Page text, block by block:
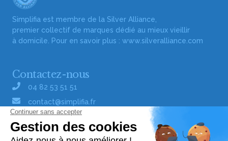
Simplifia est membre de la Silver Alliance,
premier collectif de marques dédié au mieux vieillir
à domicile. Pour en savoir plus : www.silveralliance.com
Contactez-nous
04 82 53 51 51
contact@simplifia.fr
Réseaux sociaux